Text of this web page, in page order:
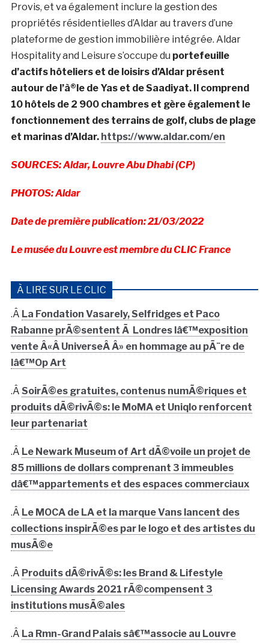
Provis, et va également inclure la gestion des
propriétés résidentielles d’Aldar au travers d’une
plateforme de gestion immobilière intégrée. Aldar
Hospitality and Leisure s’occupe du portefeuille
d’actifs hôteliers et de loisirs d’Aldar présent
autour de l’à®le de Yas et de Saadiyat. Il comprend
10 hôtels de 2 900 chambres et gère également le
fonctionnement des terrains de golf, clubs de plage
et marinas d’Aldar. https://www.aldar.com/en
SOURCES: Aldar, Louvre Abu Dhabi (CP)
PHOTOS: Aldar
Date de première publication: 21/03/2022
Le musée du Louvre est membre du CLIC France
À LIRE SUR LE CLIC
.Â La Fondation Vasarely, Selfridges et Paco
Rabanne prÃ©sentent Ã Londres lâ€™exposition
vente Â«Â UniverseÂ Â» en hommage au pÃ¨re de
lâ€™Op Art
.Â SoirÃ©es gratuites, contenus numÃ©riques et
produits dÃ©rivÃ©s: le MoMA et Uniqlo renforcent
leur partenariat
.Â Le Newark Museum of Art dÃ©voile un projet de
85 millions de dollars comprenant 3 immeubles
dâ€™appartements et des espaces commerciaux
.Â Le MOCA de LA et la marque Vans lancent des
collections inspirÃ©es par le logo et des artistes du
musÃ©e
.Â Produits dÃ©rivÃ©s: les Brand & Lifestyle
Licensing Awards 2021 rÃ©compensent 3
institutions musÃ©ales
.Â La Rmn-Grand Palais sâ€™associe au Louvre